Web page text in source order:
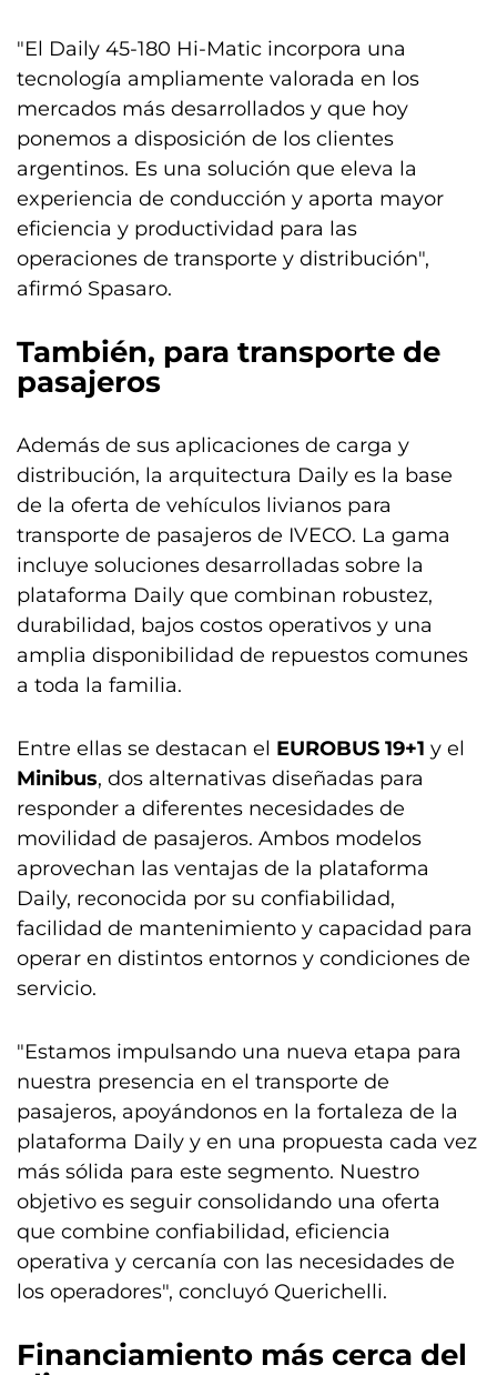
"El Daily 45-180 Hi-Matic incorpora una
tecnología ampliamente valorada en los
mercados más desarrollados y que hoy
ponemos a disposición de los clientes
argentinos. Es una solución que eleva la
experiencia de conducción y aporta mayor
eficiencia y productividad para las
operaciones de transporte y distribución",
afirmó Spasaro.
También, para transporte de
pasajeros
Además de sus aplicaciones de carga y
distribución, la arquitectura Daily es la base
de la oferta de vehículos livianos para
transporte de pasajeros de IVECO. La gama
incluye soluciones desarrolladas sobre la
plataforma Daily que combinan robustez,
durabilidad, bajos costos operativos y una
amplia disponibilidad de repuestos comunes
a toda la familia.
Entre ellas se destacan el EUROBUS 19+1 y el
Minibus, dos alternativas diseñadas para
responder a diferentes necesidades de
movilidad de pasajeros. Ambos modelos
aprovechan las ventajas de la plataforma
Daily, reconocida por su confiabilidad,
facilidad de mantenimiento y capacidad para
operar en distintos entornos y condiciones de
servicio.
"Estamos impulsando una nueva etapa para
nuestra presencia en el transporte de
pasajeros, apoyándonos en la fortaleza de la
plataforma Daily y en una propuesta cada vez
más sólida para este segmento. Nuestro
objetivo es seguir consolidando una oferta
que combine confiabilidad, eficiencia
operativa y cercanía con las necesidades de
los operadores", concluyó Querichelli.
Financiamiento más cerca del